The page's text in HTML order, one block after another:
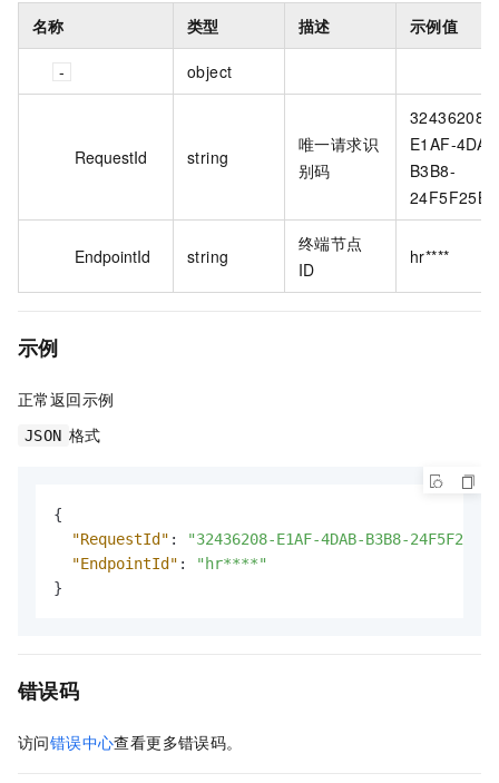
名称 类型 描述 示例值
object
RequestId string
唯一请求识
别码
32436208-
E1AF-
B3B8-
EndpointId string
终端节点
ID
hr****
示例
正常返回示例
JSON 格式
{
"RequestId" :
"32436208-E1AF-4DAB-B3B8-
"EndpointId" :
"hr****"
}
错误码
访问错误中心查看更多错误码。